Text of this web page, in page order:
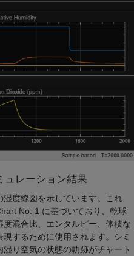
ュレーション結果
度線図を示しています。これ
No. 1 に基づいており、乾球
混合比、エンタルピー、体積な
するために使用されます。シミ
り空気の状態の軌跡がチャート